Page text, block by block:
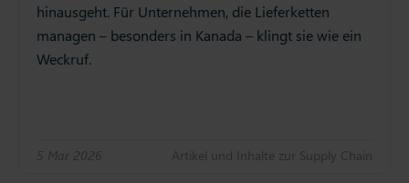
hinausgeht. Für Unternehmen, die Lieferketten
managen – besonders in Kanada – klingt sie wie ein
Weckruf.
5 Mar 2026 Artikel und Inhalte zur Supply Chain